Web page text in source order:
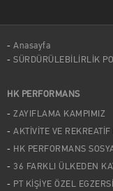
Anasayfa
SÜRDÜRÜLEBİLİRLİK
HK PERFORMANS
ZAYIFLAMA KAMPIMIZ
AKTİVİTE VE
HK PERFORMANS
36 FARKLI ÜLKEDEN
PT KİŞİYE ÖZEL